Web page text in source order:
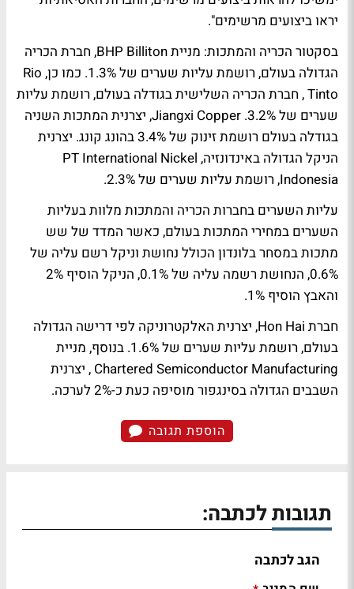
יראו ביצועים מרשימים".
בסקטור הכריה והמתכות: מניית BHP Billiton, חברת הכריה
הגדולה בעולם, רושמת עליות שערים של 1.3%. כמו כן, Rio
Tinto , חברת הכריה השלישית בגודלה בעולם, רושמת עליות
שערים של 3.2%. Jiangxi Copper, יצרנית המתכות השניה
בגודלה בעולם רושמת זינוק של 3.4% בהונג קונג. יצרנית
הניקל הגדולה באינדונזיה, PT International Nickel
Indonesia, רושמת עליות שערים של 2.3%.
עליות השערים בחברות הכריה והמתכות מלוות בעליות
השערים במחירי המתכות בעולם, כאשר המדד של שש
מתכות במסחר בלונדון הכולל נחושת וניקל רשם עליה של
0.6%, הנחושת רשמה עליה של 0.1%, הניקל הוסיף 2%
והאבץ הוסיף 1%.
חברת Hon Hai, יצרנית האלקטרוניקה לפי דרישה הגדולה
בעולם, רושמת עליות שערים של 1.6%. בנוסף, מניית
Chartered Semiconductor Manufacturing , יצרנית
השבבים הגדולה בסינגפור מוסיפה כעת כ-2% לערכה.
הוספת תגובה
תגובות לכתבה:
הגב לכתבה